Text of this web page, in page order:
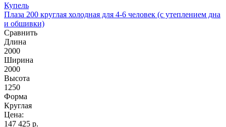
Купель
Плаза 200 круглая холодная для 4-6 человек (с утеплением дна
и обшивки)
Сравнить
Длина
2000
Ширина
2000
Высота
1250
Форма
Круглая
Цена:
147 425 р.